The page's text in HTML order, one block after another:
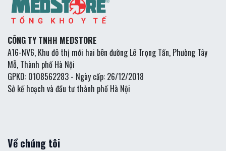
CÔNG TY TNHH MEDSTORE
A16-NV6, Khu đô thị mới hai bên đường Lê Trọng Tấn, Phường Tây
Mỗ, Thành phố Hà Nội
GPKD: 0108562283 - Ngày cấp: 26/12/2018
Sở kế hoạch và đầu tư thành phố Hà Nội
Về chúng tôi